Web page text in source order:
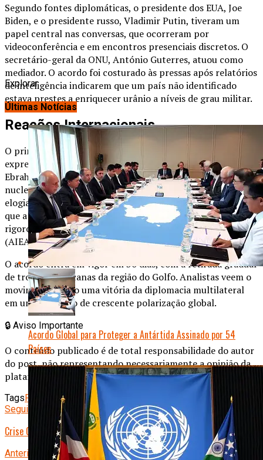
Segundo fontes diplomáticas, o presidente dos EUA, Joe
Biden, e o presidente russo, Vladimir Putin, tiveram um
papel central nas conversas, que ocorreram por
videoconferência e em encontros presenciais discretos. O
secretário-geral da ONU, António Guterres, atuou como
mediador. O acordo foi costurado às pressas após relatórios
de inteligência indicarem que um país não identificado
estava prestes a enriquecer urânio a níveis de grau militar.
Reações Internacionais
O primeiro-ministro israelense, Benjamin Netanyahu,
expressou cautela, enquanto o presidente iraniano,
Ebrahim Raisi, afirmou que o pacto respeita os direitos
nucleares de seu país. A União Europeia e a OTAN
elogiaram a iniciativa. Especialistas alertam, no entanto,
que a implementação será desafiadora, exigindo inspeções
rigorosas da Agência Internacional de Energia Atômica
(AIEA).
O acordo entra em vigor em 30 dias, com a retirada gradual
de tropas americanas da região do Golfo. Analistas veem o
movimento como uma vitória da diplomacia multilateral
em um momento de crescente polarização global.
🔒 Aviso Importante
O conteúdo publicado é de total responsabilidade do autor
do post, não representando necessariamente a opinião da
plataforma.
Tags Política Internacional
Seguinte
Crise Global: Acordo Climático Histórico ou Fracasso Diplomático?
Anterior
Explorar
Últimas Notícias
Acordo Global para Proteger a Antártida Assinado por 54
Países